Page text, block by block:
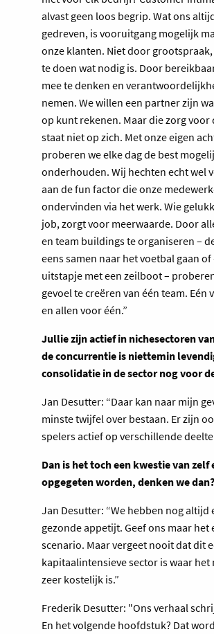
alvast geen loos begrip. Wat ons
gedreven, is vooruitgang mogelijk
onze klanten. Niet door
te doen wat nodig is. Door
mee te denken en
nemen. We willen een partner zijn
op kunt rekenen. Maar die zorg voor
staat niet op zich. Met onze eigen
proberen we elke dag de best
onderhouden. Wij hechten echt wel
aan de fun factor die onze
ondervinden via het werk. Wie
job, zorgt voor meerwaarde. Door
en team buildings te organiseren –
eens samen naar het voetbal gaan of
uitstapje met een zeilboot –
gevoel te creëren van één team. Eén
en allen voor één.”
Jullie zijn actief in nichesectoren
de concurrentie is niettemin
consolidatie in de sector nog voor
Jan Desutter: “Daar kan naar mijn
minste twijfel over bestaan. Er zijn
spelers actief op verschillende
Dan is het toch een kwestie van zelf
opgegeten worden, denken we dan?
Jan Desutter: “We hebben nog altijd
gezonde appetijt. Geef ons maar het
scenario. Maar vergeet nooit dat dit
kapitaalintensieve sector is waar het
zeer kostelijk is.”
Frederik Desutter: "Ons verhaal
En het volgende hoofdstuk? Dat